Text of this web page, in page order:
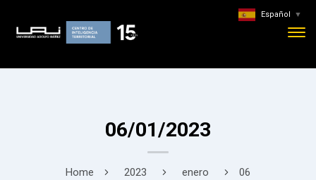
06/01/2023
Home 2023 enero 06
Español ▼